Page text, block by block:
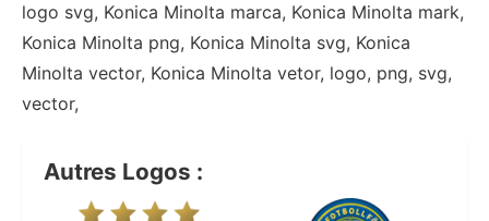
logo svg, Konica Minolta marca, Konica Minolta mark,
Konica Minolta png, Konica Minolta svg, Konica
Minolta vector, Konica Minolta vetor, logo, png, svg,
vector,
Autres Logos :